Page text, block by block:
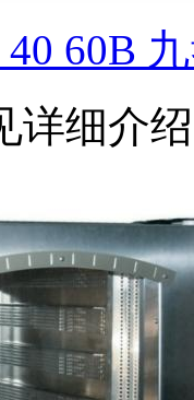
60B
详细介绍